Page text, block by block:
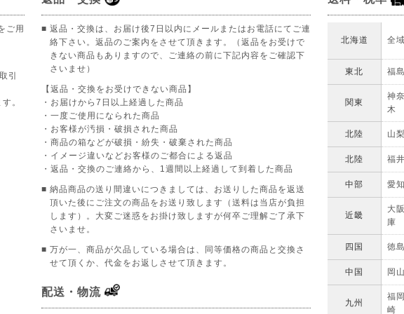
ご用
引
。
■ 返品・交換は、お届け後7日以内にメールまたはお電話にてご連
絡下さい。返品のご案内をさせて頂きます。（返品をお受けで
きない商品もありますので、ご連絡の前に下記内容をご確認下
さいませ）
【返品・交換をお受けできない商品】
・お届けから7日以上経過した商品
・一度ご使用になられた商品
・お客様が汚損・破損された商品
・商品の箱などが破損・紛失・破棄された商品
・イメージ違いなどお客様のご都合による返品
・返品・交換のご連絡から、1週間以上経過して到着した商品
■ 納品商品の送り間違いにつきましては、お送りした商品を返送
頂いた後にご注文の商品をお送り致します（送料は当店が負担
します）。大変ご迷惑をお掛け致しますが何卒ご理解ご了承下
さいませ。
■ 万が一、商品が欠品している場合は、同等価格の商品と交換さ
せて頂くか、代金をお返しさせて頂きます。
配送・物流
北海道 全域
東北 福
関東
神
木
北陸 山
北陸 福
中部 愛
近畿
大
庫
四国 徳
中国 岡
九州
福
崎